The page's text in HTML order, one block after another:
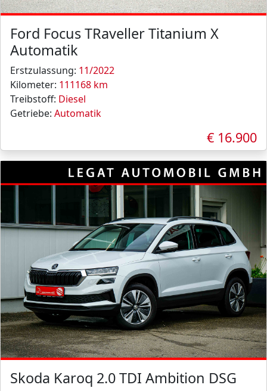
Ford Focus TRaveller Titanium X
Automatik
Erstzulassung: 11/2022
Kilometer: 111168 km
Treibstoff: Diesel
Getriebe: Automatik
€ 16.900
Skoda Karoq 2.0 TDI Ambition DSG